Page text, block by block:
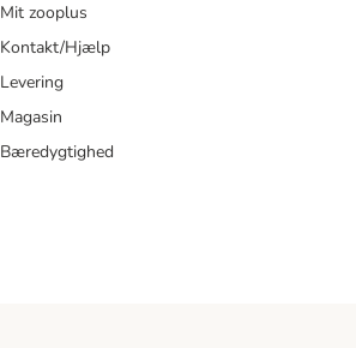
Mit zooplus
Kontakt/Hjælp
Levering
Magasin
Bæredygtighed